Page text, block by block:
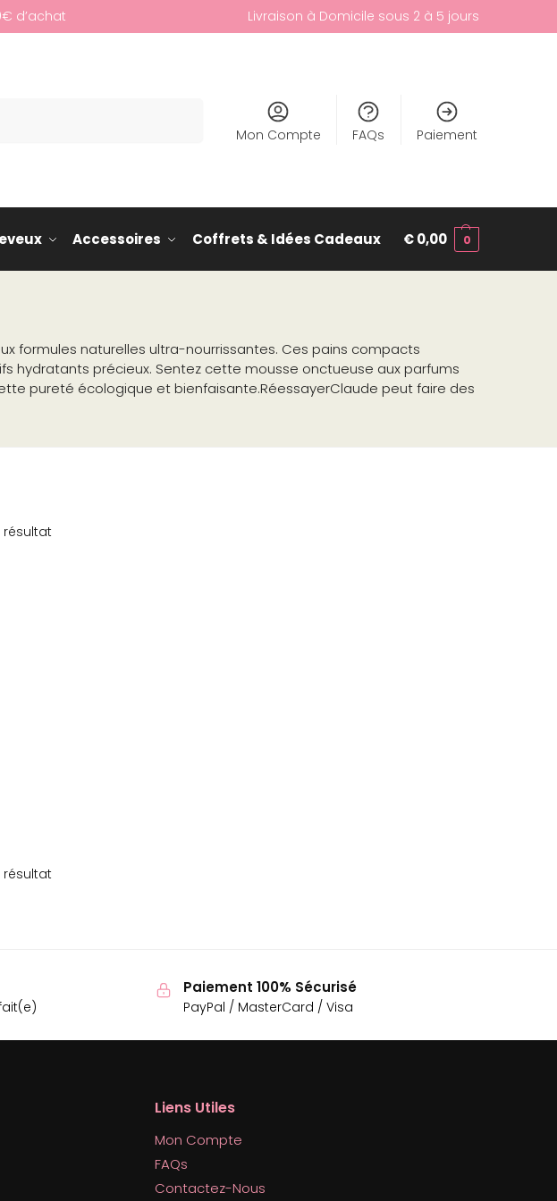
d’achat Livraison à Domicile sous 2 à 5 jours
Mon Compte FAQs Paiement
Accessoires Coffrets & Idées Cadeaux €0,00 0
formules naturelles ultra-nourrissantes. Ces pains compacts
précieux. Sentez cette mousse onctueuse aux parfums
pureté écologique et bienfaisante.RéessayerClaude peut faire des
résultat
résultat
Paiement 100% Sécurisé
PayPal / MasterCard / Visa
Liens Utiles
Mon Compte
FAQs
Contactez-Nous